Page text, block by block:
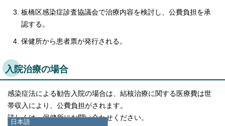
日本語
板橋区感染症診査協議会で治療内容を検討し、公費負担を承
認する。
保健所から患者票が発行される。
入院治療の場合
感染症法による勧告入院の場合は、結核治療に関する医療費は世
帯収入により、公費負担がされます。
詳しくは、保健所にお問い合わせください。